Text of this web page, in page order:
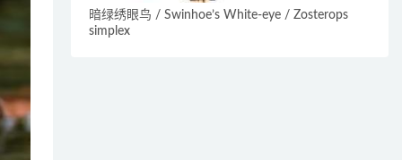
暗绿绣眼鸟 / Swinhoe’s White-eye / Zosterops
simplex